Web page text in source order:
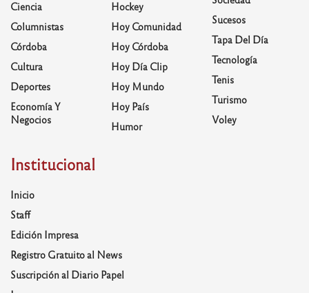
Ciencia
Columnistas
Córdoba
Cultura
Deportes
Economía Y
Negocios
Hockey
Hoy Comunidad
Hoy Córdoba
Hoy Día Clip
Hoy Mundo
Hoy País
Humor
Sucesos
Tapa Del Día
Tecnología
Tenis
Turismo
Voley
Institucional
Inicio
Staff
Edición Impresa
Registro Gratuito al News
Suscripción al Diario Papel